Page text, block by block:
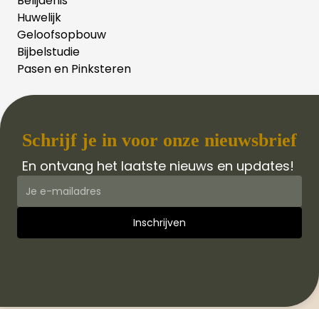
Huwelijk
Geloofsopbouw
Bijbelstudie
Pasen en Pinksteren
Schrijf je in voor onze nieuwsbrief
En ontvang het laatste nieuws en updates!